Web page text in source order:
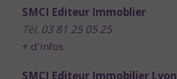
SMCI Editeur Immoblier
Tél. 03 81 25 05 25
+ d'infos
SMCI Editeur Immobilier Lyon